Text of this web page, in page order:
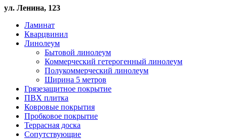
ул. Ленина, 123
Ламинат
Кварцвинил
Линолеум
Бытовой линолеум
Коммерческий гетерогенный линолеум
Полукоммерческий линолеум
Ширина 5 метров
Грязезащитное покрытие
ПВХ плитка
Ковровые покрытия
Пробковое покрытие
Террасная доска
Сопутствующие